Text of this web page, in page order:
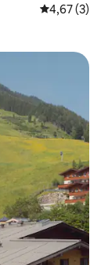
4,67 de
4,67 (3)